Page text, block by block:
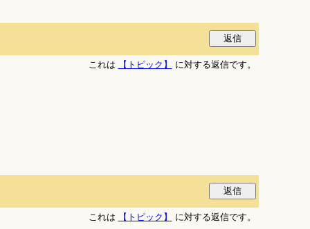
これは
【トピック】 に対する返信です。
これは
【トピック】 に対する返信です。